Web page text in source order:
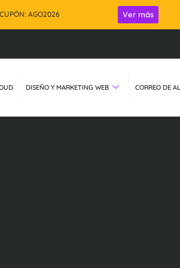
AGO2026 Por la
Ver más
DISEÑO Y MARKETING WEB CORREO DE